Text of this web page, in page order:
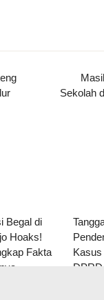
Sekolah
Begal di
Hoaks!
Fakta
Kasus